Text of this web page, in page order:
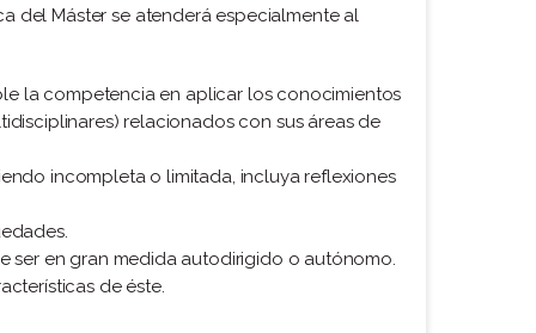
del Máster se atenderá especialmente al
la competencia en aplicar los conocimientos
relacionados con sus áreas de
incompleta o limitada, incluya reflexiones
ser en gran medida autodirigido o autónomo.
de éste.